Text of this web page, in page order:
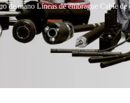
de mano Líneas de embrague Cable